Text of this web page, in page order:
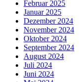
Februar 2025
Januar 2025
Dezember 2024
November 2024
Oktober 2024
September 2024
August 2024
Juli 2024
Juni 2024